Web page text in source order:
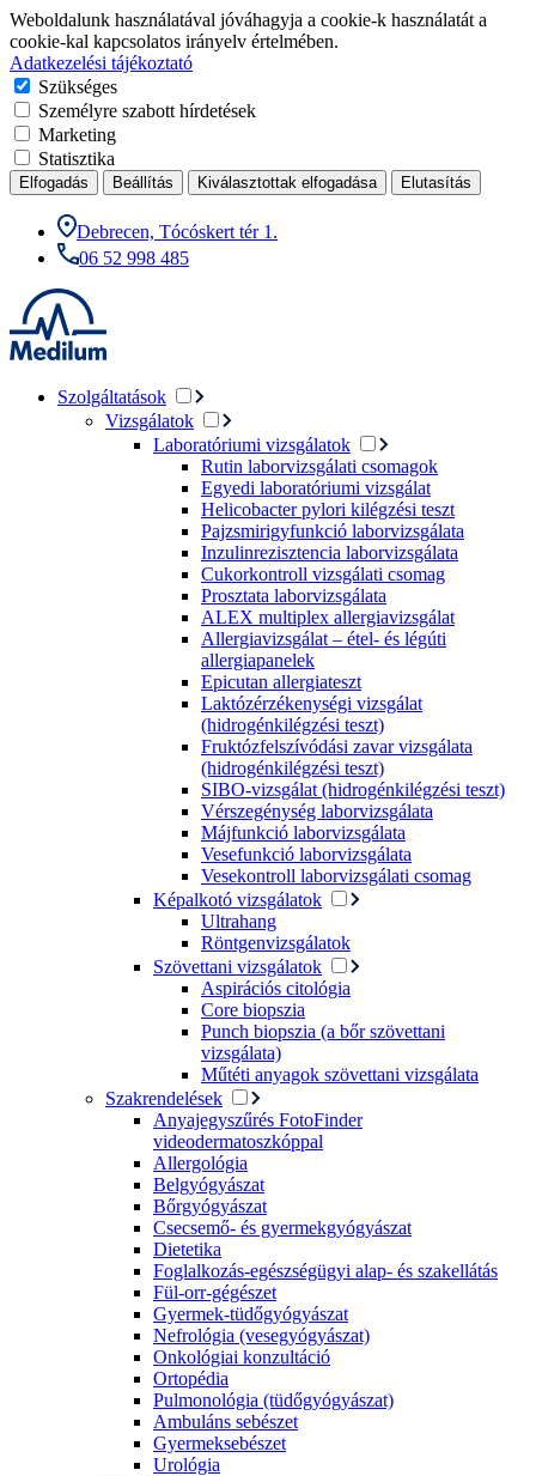
Weboldalunk használatával jóváhagyja a cookie-k használatát a
cookie-kal kapcsolatos irányelv értelmében.
Adatkezelési tájékoztató
Szükséges
Személyre szabott hírdetések
Marketing
Statisztika
Elfogadás Beállítás Kiválasztottak elfogadása Elutasítás
Debrecen, Tócóskert tér 1.
06 52 998 485
Szolgáltatások
Vizsgálatok
Laboratóriumi vizsgálatok
Rutin laborvizsgálati csomagok
Egyedi laboratóriumi vizsgálat
Helicobacter pylori kilégzési teszt
Pajzsmirigyfunkció laborvizsgálata
Inzulinrezisztencia laborvizsgálata
Cukorkontroll vizsgálati csomag
Prosztata laborvizsgálata
ALEX multiplex allergiavizsgálat
Allergiavizsgálat – étel- és légúti
allergiapanelek
Epicutan allergiateszt
Laktózérzékenységi vizsgálat
(hidrogénkilégzési teszt)
Fruktózfelszívódási zavar vizsgálata
(hidrogénkilégzési teszt)
SIBO-vizsgálat (hidrogénkilégzési teszt)
Vérszegénység laborvizsgálata
Májfunkció laborvizsgálata
Vesefunkció laborvizsgálata
Vesekontroll laborvizsgálati csomag
Képalkotó vizsgálatok
Ultrahang
Röntgenvizsgálatok
Szövettani vizsgálatok
Aspirációs citológia
Core biopszia
Punch biopszia (a bőr szövettani
vizsgálata)
Műtéti anyagok szövettani vizsgálata
Szakrendelések
Anyajegyszűrés FotoFinder
videodermatoszkóppal
Allergológia
Belgyógyászat
Bőrgyógyászat
Csecsemő- és gyermekgyógyászat
Dietetika
Foglalkozás-egészségügyi alap- és szakellátás
Fül-orr-gégészet
Gyermek-tüdőgyógyászat
Nefrológia (vesegyógyászat)
Onkológiai konzultáció
Ortopédia
Pulmonológia (tüdőgyógyászat)
Ambuláns sebészet
Gyermeksebészet
Urológia